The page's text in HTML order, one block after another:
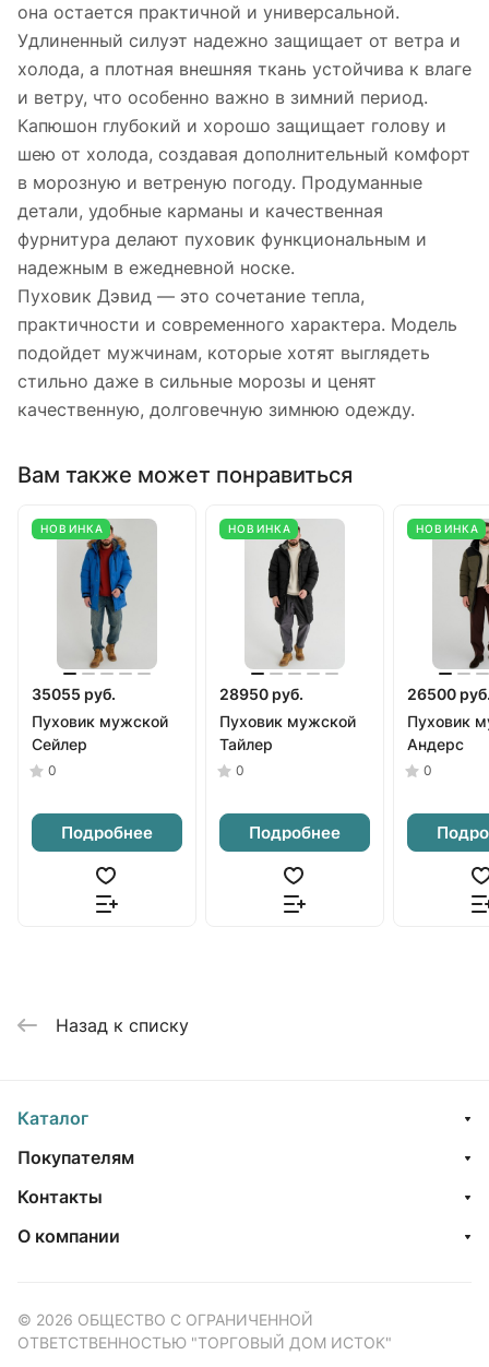
она остается практичной и универсальной.
Удлиненный силуэт надежно защищает от ветра и
холода, а плотная внешняя ткань устойчива к влаге
и ветру, что особенно важно в зимний период.
Капюшон глубокий и хорошо защищает голову и
шею от холода, создавая дополнительный комфорт
в морозную и ветреную погоду. Продуманные
детали, удобные карманы и качественная
фурнитура делают пуховик функциональным и
надежным в ежедневной носке.
Пуховик Дэвид — это сочетание тепла,
практичности и современного характера. Модель
подойдет мужчинам, которые хотят выглядеть
стильно даже в сильные морозы и ценят
качественную, долговечную зимнюю одежду.
Вам также может понравиться
НОВИНКА
35055 руб.
Пуховик мужской
Сейлер
0
Подробнее
НОВИНКА
28950 руб.
Пуховик мужской
Тайлер
0
Подробнее
НОВИНКА
26500
Пуховик
Андерс
0
Назад к списку
Каталог
Покупателям
Контакты
О компании
© 2026 ОБЩЕСТВО С ОГРАНИЧЕННОЙ
ОТВЕТСТВЕННОСТЬЮ "ТОРГОВЫЙ ДОМ ИСТОК"